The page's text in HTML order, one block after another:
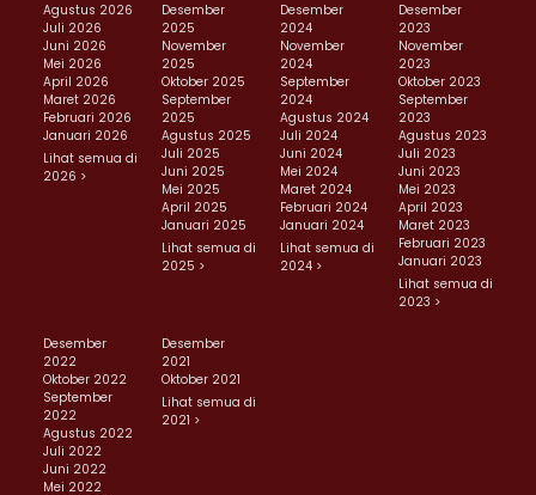
Agustus 2026
Juli 2026
Juni 2026
Mei 2026
April 2026
Maret 2026
Februari 2026
Januari 2026
Lihat semua di
2026 >
Desember
2025
November
2025
Oktober 2025
September
2025
Agustus 2025
Juli 2025
Juni 2025
Mei 2025
April 2025
Januari 2025
Lihat semua di
2025 >
Desember
2024
November
2024
September
2024
Agustus 2024
Juli 2024
Juni 2024
Mei 2024
Maret 2024
Februari 2024
Januari 2024
Lihat semua di
2024 >
Desember
2023
November
2023
Oktober 2023
September
2023
Agustus 2023
Juli 2023
Juni 2023
Mei 2023
April 2023
Maret 2023
Februari 2023
Januari 2023
Lihat semua di
2023 >
Desember
2022
Oktober 2022
September
2022
Agustus 2022
Juli 2022
Juni 2022
Mei 2022
Desember
2021
Oktober 2021
Lihat semua di
2021 >